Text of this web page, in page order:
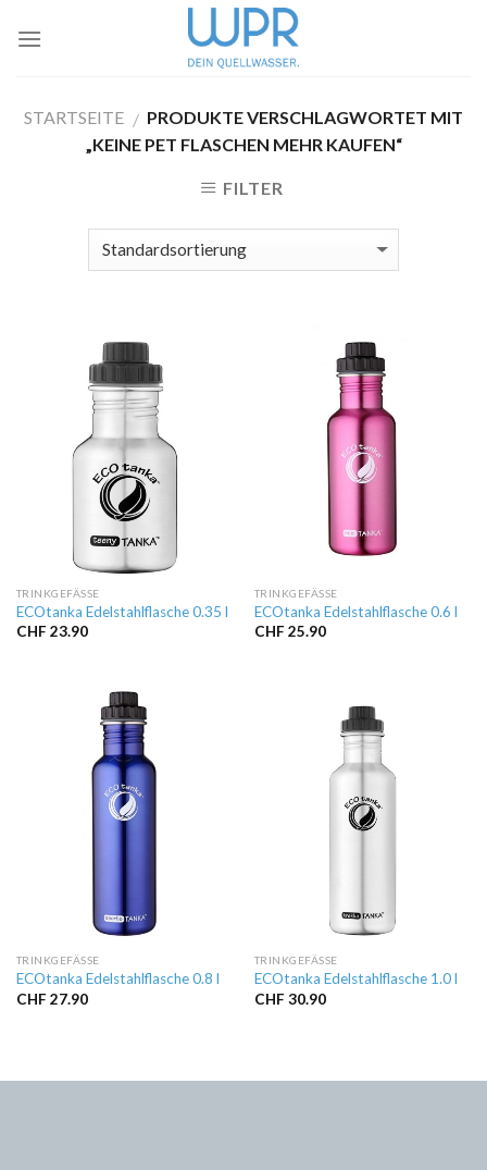
STARTSEITE / PRODUKTE VERSCHLAGWORTET MIT
„KEINE PET FLASCHEN MEHR KAUFEN“
FILTER
TRINKGEFÄSSE
ECOtanka Edelstahlflasche 0.35 l
CHF 23.90
TRINKGEFÄSSE
ECOtanka Edelstahlflasche 0.6 l
CHF 25.90
TRINKGEFÄSSE
ECOtanka Edelstahlflasche 0.8 l
CHF 27.90
TRINKGEFÄSSE
ECOtanka Edelstahlflasche 1.0 l
CHF 30.90